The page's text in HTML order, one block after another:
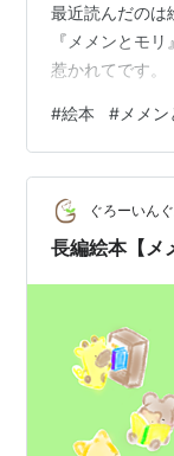
最近読んだのは
『メメンとモ
惹かれてです。
ンとモリのきた
んないえいが」
も心に響きます
深い 「メメン
え」と訳される
#絵本 # メメン
ぐろーいん
長編絵本【メ